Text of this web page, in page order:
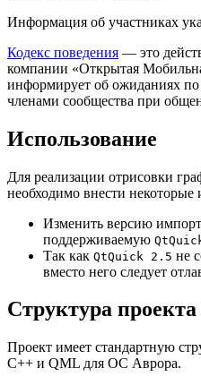
Информация об участниках
Кодекс поведения — это
компании «Открытая
информирует об ожиданиях
членами сообщества при
Использование
Для реализации отрисовки
необходимо внести некоторые
Изменить версию
поддерживаемую
Так как QtQuick 2.5 не
вместо него следует
Структура проекта
Проект имеет стандартную
C++ и QML для ОС Аврора.